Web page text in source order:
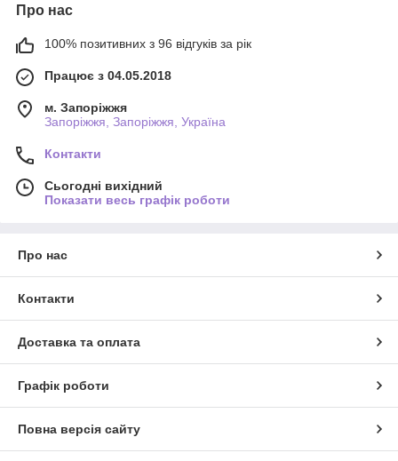
Про нас
100% позитивних з 96 відгуків за рік
Працює з 04.05.2018
м. Запоріжжя
Запоріжжя, Запоріжжя, Україна
Контакти
Сьогодні вихідний
Показати весь графік роботи
Про нас
Контакти
Доставка та оплата
Графік роботи
Повна версія сайту